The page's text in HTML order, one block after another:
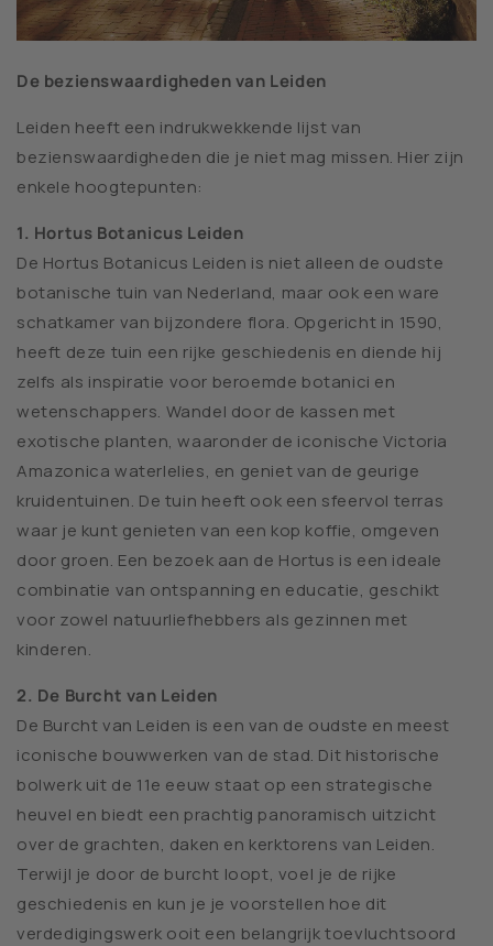
De bezienswaardigheden van Leiden
Leiden heeft een indrukwekkende lijst van
bezienswaardigheden die je niet mag missen. Hier zijn
enkele hoogtepunten:
1. Hortus Botanicus Leiden
De Hortus Botanicus Leiden is niet alleen de oudste
botanische tuin van Nederland, maar ook een ware
schatkamer van bijzondere flora. Opgericht in 1590,
heeft deze tuin een rijke geschiedenis en diende hij
zelfs als inspiratie voor beroemde botanici en
wetenschappers. Wandel door de kassen met
exotische planten, waaronder de iconische Victoria
Amazonica waterlelies, en geniet van de geurige
kruidentuinen. De tuin heeft ook een sfeervol terras
waar je kunt genieten van een kop koffie, omgeven
door groen. Een bezoek aan de Hortus is een ideale
combinatie van ontspanning en educatie, geschikt
voor zowel natuurliefhebbers als gezinnen met
kinderen.
2. De Burcht van Leiden
De Burcht van Leiden is een van de oudste en meest
iconische bouwwerken van de stad. Dit historische
bolwerk uit de 11e eeuw staat op een strategische
heuvel en biedt een prachtig panoramisch uitzicht
over de grachten, daken en kerktorens van Leiden.
Terwijl je door de burcht loopt, voel je de rijke
geschiedenis en kun je je voorstellen hoe dit
verdedigingswerk ooit een belangrijk toevluchtsoord